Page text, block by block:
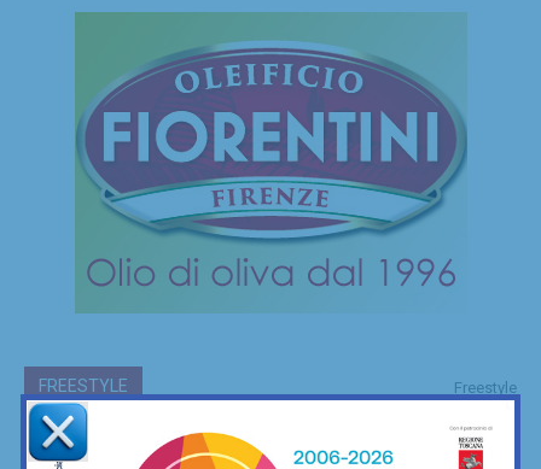
FREESTYLE Freestyle
Le mie camminate mettendo ai piedi… il